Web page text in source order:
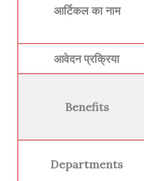
आर्टिकल का नाम
आवेदन प्रक्रिया
Benefits
Departments